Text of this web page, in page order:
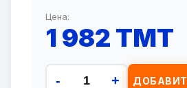
Цена:
1 982 TMT
- +